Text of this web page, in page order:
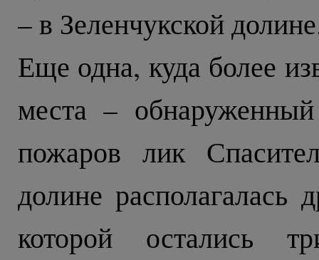
– в Зеленчукской
Еще одна, куда более
места –
пожаров лик
долине располагалась
которой остались